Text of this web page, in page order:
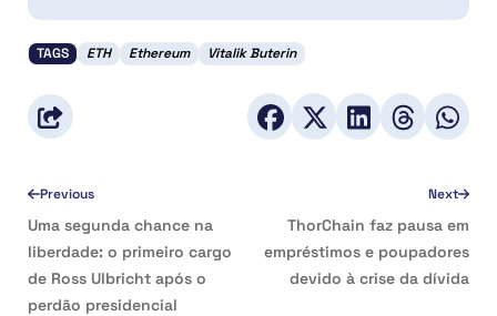
TAGS ETH Ethereum Vitalik Buterin
Previous
Uma segunda chance na
liberdade: o primeiro cargo
de Ross Ulbricht após o
perdão presidencial
Next
ThorChain faz pausa em
empréstimos e poupadores
devido à crise da dívida